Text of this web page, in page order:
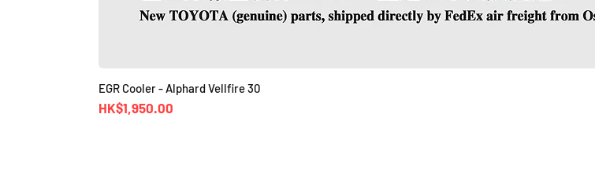
EGR Cooler - Alphard Vellfire 30
價格
HK$1,950.00